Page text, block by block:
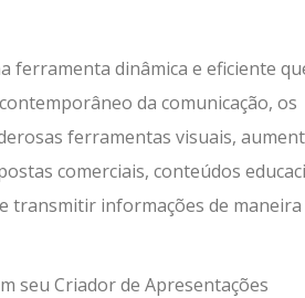
ferramenta dinâmica e eficiente
da comunicação, os
ferramentas visuais,
comerciais, conteúdos
transmitir informações de maneira
seu Criador de Apresentações